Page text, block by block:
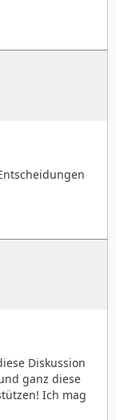
Diskussion
ganz diese
Ich mag